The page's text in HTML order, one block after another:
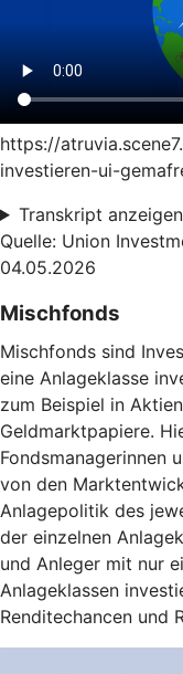
https://
investieren-ui-
Transkript anzeigen
Quelle: Union
04.05.2026
Mischfonds
Mischfonds sind
eine Anlageklasse
zum Beispiel in
Geldmarktpapiere.
Fondsmanagerinnen
von den
Anlagepolitik des
der einzelnen
und Anleger mit nur
Anlageklassen
Renditechancen und